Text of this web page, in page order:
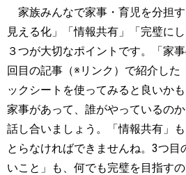
家族みんなで家事・育児を分担
見える化」「情報共有」「完璧に
３つが大切なポイントです。「家
回目の記事（※リンク）で紹介した
ックシートを使ってみると良いか
家事があって、誰がやっているの
話し合いましょう。「情報共有」
とらなければできませんね。3つ目
いこと」も、何でも完璧を目指す